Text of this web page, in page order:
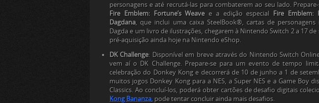
personagens e até recrutá-las para combaterem ao seu lado.
Fire Emblem: Fortune’s Weavee a edição especial Fire Emblem:
Dagdana, que inclui uma caixa SteelBook®, cartas de
Dagda e um livro de ilustrações, chegarem à Nintendo Switch 2 a 17
pré-aquisição ainda hoje na Nintendo eShop.
DK Challenge: Disponível em breve através do Nintendo Switch
vem aí o DK Challenge. Prepare-se para um evento de tempo
celebração do Donkey Konge decorrerá de 10 de junho a 1 de
muitos jogos Donkey Kongpara a NES, a Super NES e a Game Boy
Classics. Ao concluí-los, poderá obter cartões de desafio digitais
Kong Bananza, pode tentar concluir ainda mais desafios.